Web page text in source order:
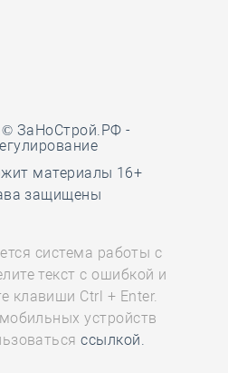
© ЗаНоСтрой.РФ -
материалы 16+
защищены
система работы с
текст с ошибкой и
клавиши Ctrl + Enter.
устройств
ссылкой.